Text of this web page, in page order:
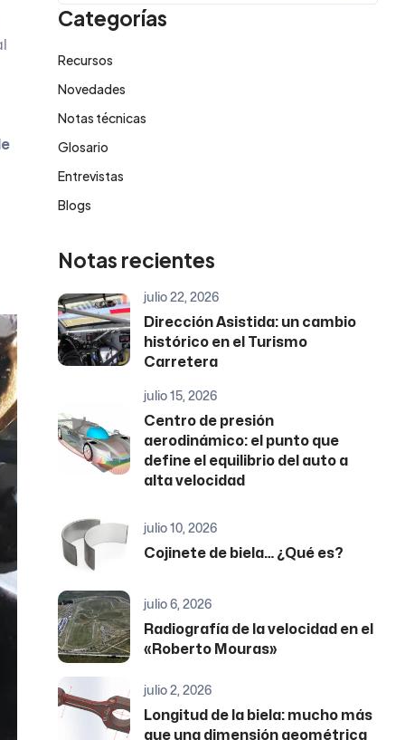
Categorías
Recursos
Novedades
Notas técnicas
Glosario
Entrevistas
Blogs
Notas recientes
julio 22, 2026
Dirección Asistida: un cambio
histórico en el Turismo
Carretera
julio 15, 2026
Centro de presión
aerodinámico: el punto que
define el equilibrio del auto a
alta velocidad
julio 10, 2026
Cojinete de biela… ¿Qué es?
julio 6, 2026
Radiografía de la velocidad en el
«Roberto Mouras»
julio 2, 2026
Longitud de la biela: mucho más
que una dimensión geométrica